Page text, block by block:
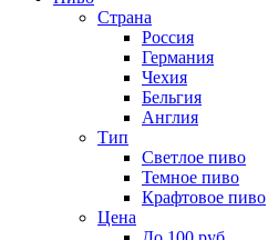
Страна
Россия
Германия
Чехия
Бельгия
Англия
Тип
Светлое пиво
Темное пиво
Крафтовое пиво
Цена